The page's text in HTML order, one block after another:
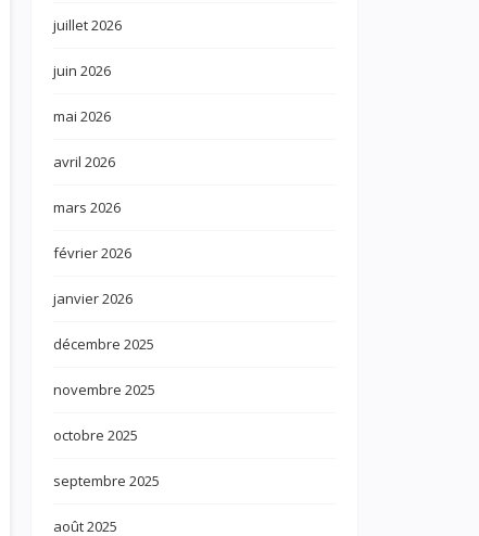
juillet 2026
juin 2026
mai 2026
avril 2026
mars 2026
février 2026
janvier 2026
décembre 2025
novembre 2025
octobre 2025
septembre 2025
août 2025